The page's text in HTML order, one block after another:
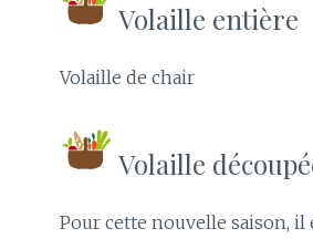
Volaille entière
Volaille de chair
Volaille
Pour cette nouvelle saison, il